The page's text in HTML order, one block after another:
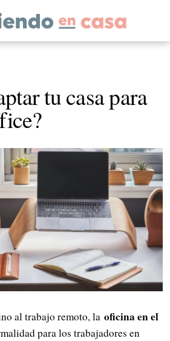
tu casa para
al trabajo remoto, la oficina en el
para los trabajadores en